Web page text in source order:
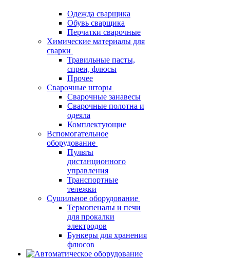
Одежда сварщика
Обувь сварщика
Перчатки сварочные
Химические материалы для
сварки
Травильные пасты,
спреи, флюсы
Прочее
Сварочные шторы
Сварочные занавесы
Сварочные полотна и
одеяла
Комплектующие
Вспомогательное
оборудование
Пульты
дистанционного
управления
Транспортные
тележки
Сушильное оборудование
Термопеналы и печи
для прокалки
электродов
Бункеры для хранения
флюсов